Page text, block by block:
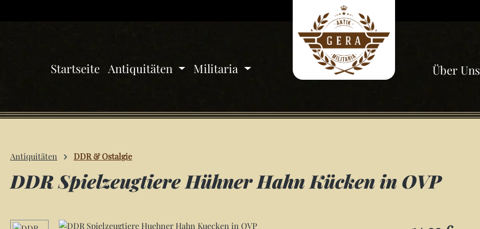
Startseite Antiquitäten Militaria Über Uns
Antiquitäten DDR & Ostalgie
DDR Spielzeugtiere Hühner Hahn Kücken in OVP
Bildergalerie überspringen Regulärer Preis: